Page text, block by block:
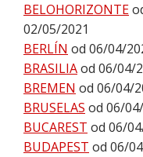
BELOHORIZONTE
02/05/2021
BERLÍN od 06/04/
BRASILIAod 06/04/
BREMEN od 06/04/
BRUSELAS od 06/
BUCAREST od 06/
BUDAPEST od 06/